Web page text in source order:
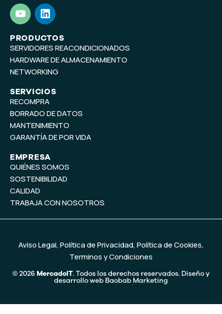
Y
o
u
t
u
b
e
L
i
n
k
e
d
i
PRODUCTOS
SERVIDORES REACONDICIONADOS
HARDWARE DE ALMACENAMIENTO
NETWORKING
SERVICIOS
RECOMPRA
BORRADO DE DATOS
MANTENIMIENTO
GARANTÍA DE POR VIDA
EMPRESA
QUIÉNES SOMOS
SOSTENIBILIDAD
CALIDAD
TRABAJA CON NOSOTROS
Aviso Legal,Política de Privacidad,Política de Cookies,
Terminos y Condiciones
© 2026 MercadoIT. Todos los derechos reservados. Diseño y
desarrollo web Baobab Marketing